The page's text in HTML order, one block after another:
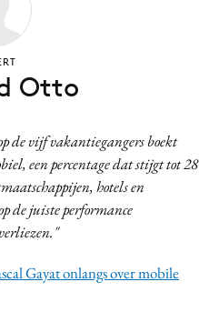
de vijf vakantiegangers boekt
een percentage dat stijgt tot 28
hotels en
de juiste performance
Gayat onlangs over mobile
Otto